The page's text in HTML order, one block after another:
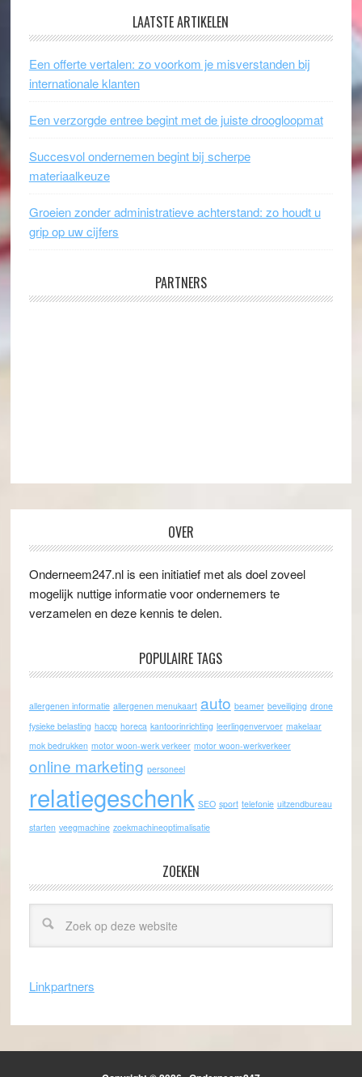
LAATSTE ARTIKELEN
Een offerte vertalen: zo voorkom je misverstanden bij
internationale klanten
Een verzorgde entree begint met de juiste droogloopmat
Succesvol ondernemen begint bij scherpe
materiaalkeuze
Groeien zonder administratieve achterstand: zo houdt u
grip op uw cijfers
PARTNERS
OVER
Onderneem247.nl is een initiatief met als doel zoveel
mogelijk nuttige informatie voor ondernemers te
verzamelen en deze kennis te delen.
POPULAIRE TAGS
allergenen informatie allergenen menukaart auto beamer beveiliging drone
fysieke belasting haccp horeca kantoorinrichting leerlingenvervoer makelaar
mok bedrukken motor woon-werk verkeer motor woon-werkverkeer
online marketing personeel
relatiegeschenk SEO sport telefonie uitzendbureau
starten veegmachine zoekmachineoptimalisatie
ZOEKEN
Linkpartners